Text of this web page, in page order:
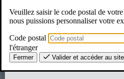
Le SE-Unsa, c’est
Veuillez saisir le code postal de
nous puissions personnaliser votre
Code postal
l'étranger
Fermer Valider et accéder au site